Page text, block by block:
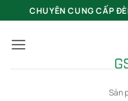
qua
nội
CHUYÊN CUNG CẤP
Sản